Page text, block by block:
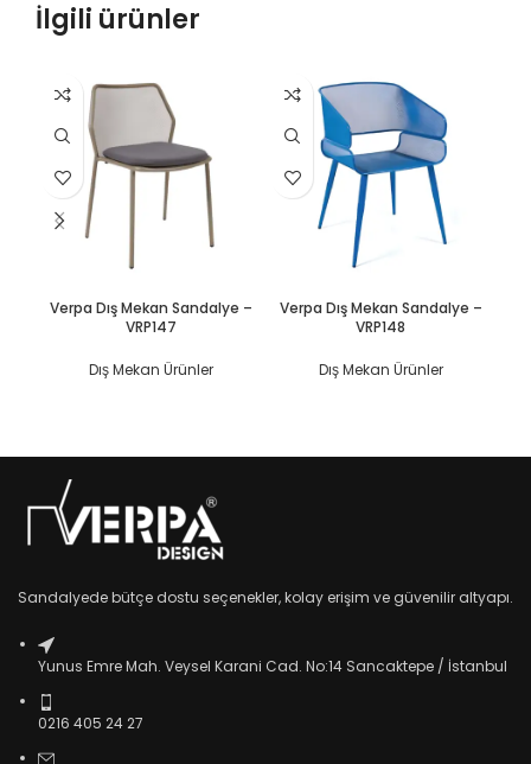
İlgili ürünler
Verpa Dış Mekan Sandalye –
VRP147
Dış Mekan Ürünler
Verpa Dış Mekan Sandalye –
VRP148
Dış Mekan Ürünler
Sandalyede bütçe dostu seçenekler, kolay erişim ve güvenilir altyapı.
Yunus Emre Mah. Veysel Karani Cad. No:14 Sancaktepe / İstanbul
0216 405 24 27